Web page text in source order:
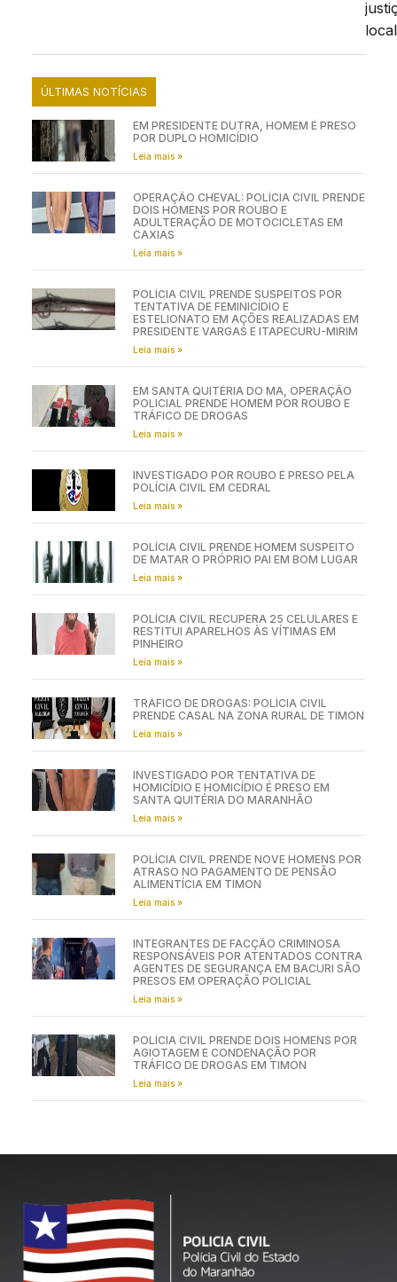
ÚLTIMAS NOTÍCIAS
EM PRESIDENTE DUTRA, HOMEM É PRESO
POR DUPLO HOMICÍDIO
Leia mais »
OPERAÇÃO CHEVAL: POLÍCIA CIVIL PRENDE
DOIS HOMENS POR ROUBO E
ADULTERAÇÃO DE MOTOCICLETAS EM
CAXIAS
Leia mais »
POLÍCIA CIVIL PRENDE SUSPEITOS POR
TENTATIVA DE FEMINICÍDIO E
ESTELIONATO EM AÇÕES REALIZADAS EM
PRESIDENTE VARGAS E ITAPECURU-MIRIM
Leia mais »
EM SANTA QUITÉRIA DO MA, OPERAÇÃO
POLICIAL PRENDE HOMEM POR ROUBO E
TRÁFICO DE DROGAS
Leia mais »
INVESTIGADO POR ROUBO É PRESO PELA
POLÍCIA CIVIL EM CEDRAL
Leia mais »
POLÍCIA CIVIL PRENDE HOMEM SUSPEITO
DE MATAR O PRÓPRIO PAI EM BOM LUGAR
Leia mais »
POLÍCIA CIVIL RECUPERA 25 CELULARES E
RESTITUI APARELHOS ÀS VÍTIMAS EM
PINHEIRO
Leia mais »
TRÁFICO DE DROGAS: POLÍCIA CIVIL
PRENDE CASAL NA ZONA RURAL DE TIMON
Leia mais »
INVESTIGADO POR TENTATIVA DE
HOMICÍDIO E HOMICÍDIO É PRESO EM
SANTA QUITÉRIA DO MARANHÃO
Leia mais »
POLÍCIA CIVIL PRENDE NOVE HOMENS POR
ATRASO NO PAGAMENTO DE PENSÃO
ALIMENTÍCIA EM TIMON
Leia mais »
INTEGRANTES DE FACÇÃO CRIMINOSA
RESPONSÁVEIS POR ATENTADOS CONTRA
AGENTES DE SEGURANÇA EM BACURI SÃO
PRESOS EM OPERAÇÃO POLICIAL
Leia mais »
POLÍCIA CIVIL PRENDE DOIS HOMENS POR
AGIOTAGEM E CONDENAÇÃO POR
TRÁFICO DE DROGAS EM TIMON
Leia mais »